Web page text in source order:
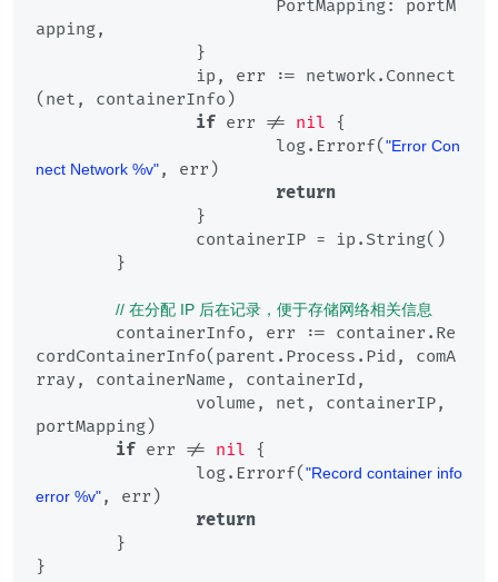
apping,
(net, containerInfo)
if err != nil {
			log.Errorf(
"Error Con
nect Network %v", err)
return
// 在分配 IP 后在记录，便于存储网络相关信息
cordContainerInfo(parent.Process.Pid, comA
rray, containerName, containerId,
portMapping)
if err != nil {
		log.Errorf(
"Record container info
error %v", err)
return